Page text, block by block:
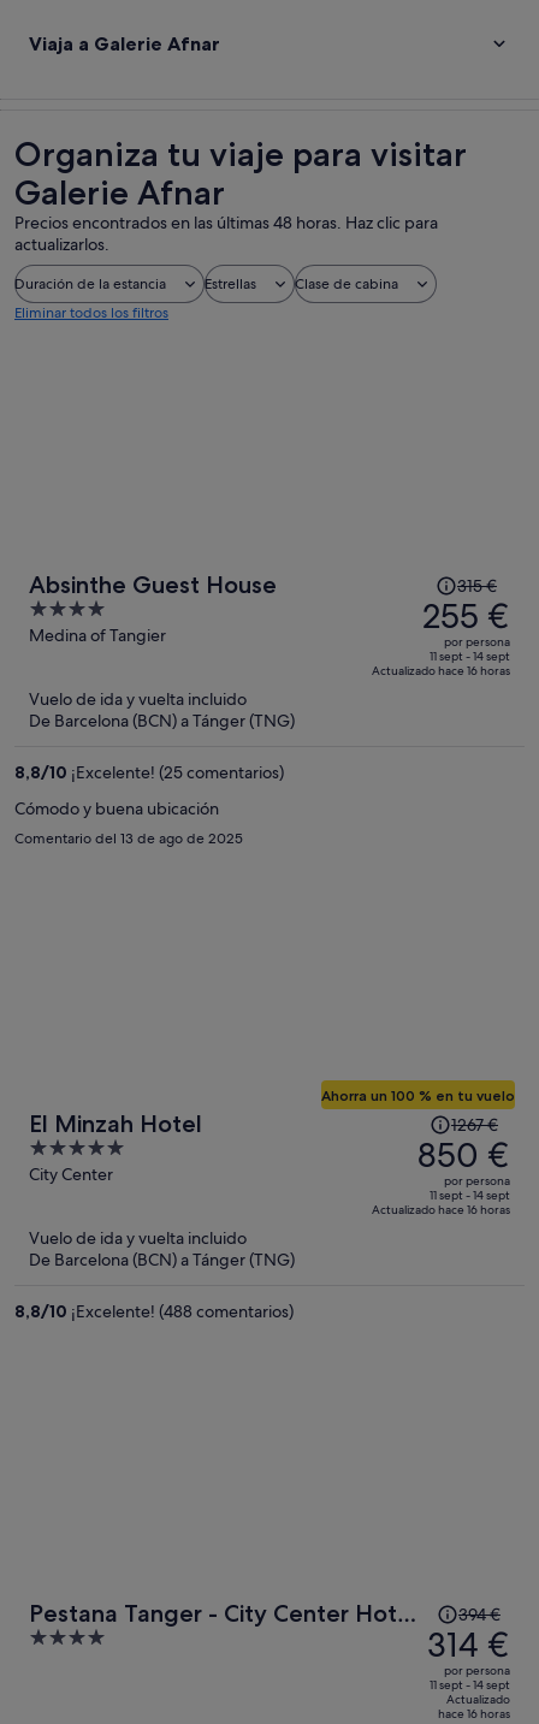
Viaja a Galerie Afnar
Organiza tu viaje para visitar
Galerie Afnar
Precios encontrados en las últimas 48 horas. Haz clic para
actualizarlos.
Duración de la estancia Estrellas
Clase de cabina
Eliminar todos los filtros
Absinthe Guest House
4
out
Medina of Tangier
precio
era
de
315 €,
315 €
255 €
por persona
11 sept - 14 sept
Actualizado hace 16 horas
Vuelo de ida y vuelta incluido
De Barcelona (BCN) a Tánger (TNG)
8,8/10 ¡Excelente! (25 comentarios)
Cómodo y buena ubicación
Comentario del 13 de ago de 2025
El Minzah Hotel
5
out
5
City Center
Ahorra un 100 % en tu vuelo
El
precio
era
de
1267 €,
1267 €
850 €
por persona
11 sept - 14 sept
Actualizado hace 16 horas
Vuelo de ida y vuelta incluido
De Barcelona (BCN) a Tánger (TNG)
8,8/10 ¡Excelente! (488 comentarios)
Pestana Tanger - City Center Hotel
Suites & Apartments
4
El
precio
era
de
394 €,
394 €
314 €
por persona
11 sept - 14 sept
Actualizado
hace 16 horas